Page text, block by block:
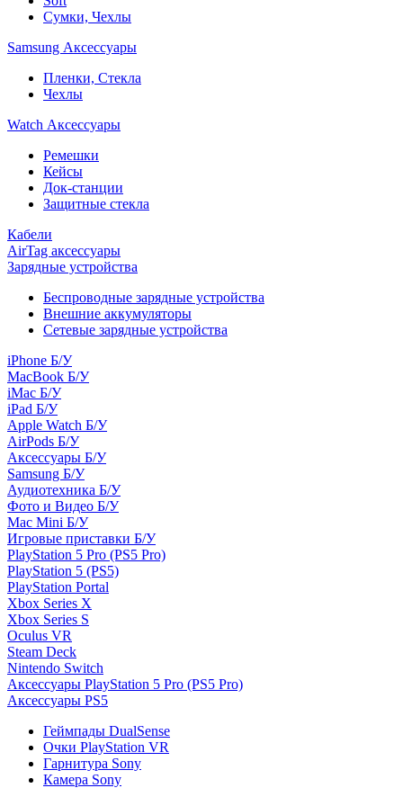
Сумки, Чехлы
Samsung Аксессуары
Пленки, Стекла
Чехлы
Watch Аксессуары
Ремешки
Кейсы
Док-станции
Защитные стекла
Кабели
AirTag аксессуары
Зарядные устройства
Беспроводные зарядные устройства
Внешние аккумуляторы
Сетевые зарядные устройства
iPhone Б/У
MacBook Б/У
iMac Б/У
iPad Б/У
Apple Watch Б/У
AirPods Б/У
Аксессуары Б/У
Samsung Б/У
Аудиотехника Б/У
Фото и Видео Б/У
Mac Mini Б/У
Игровые приставки Б/У
PlayStation 5 Pro (PS5 Pro)
PlayStation 5 (PS5)
PlayStation Portal
Xbox Series X
Xbox Series S
Oculus VR
Steam Deck
Nintendo Switch
Аксессуары PlayStation 5 Pro (PS5 Pro)
Аксессуары PS5
Геймпады DualSense
Очки PlayStation VR
Гарнитура Sony
Камера Sony